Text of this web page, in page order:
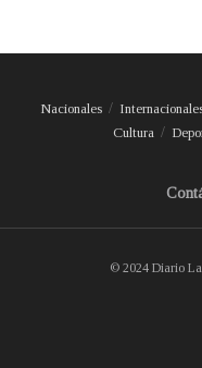
Nacionales
Cultura
© 2024 Diario